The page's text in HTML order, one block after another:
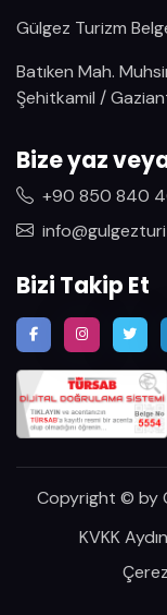
Gülgez Turizm
Batıken Mah.
Şehitkamil /
Bize yaz
+90 850 840
Bizi Takip Et
Copyright © by
KVKK